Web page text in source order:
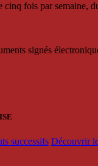
fois par semaine,
signés
successifs Découvrir